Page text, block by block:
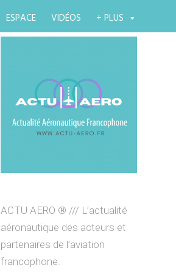
ESPACE VIDÉOS + PLUS
ACTU AERO ® /// L’actualité
aéronautique des acteurs et
partenaires de l’aviation
francophone.